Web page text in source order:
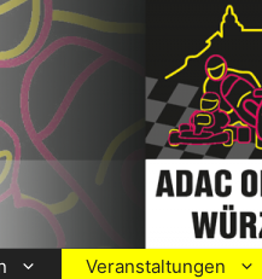
Veranstaltungen